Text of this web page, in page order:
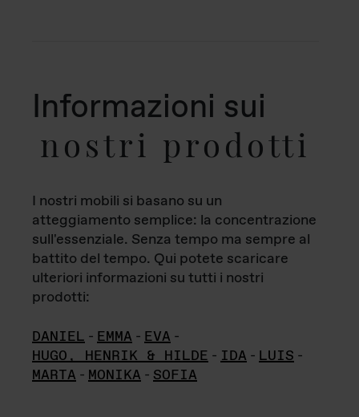
Informazioni sui
nostri prodotti
I nostri mobili si basano su un
atteggiamento semplice: la concentrazione
sull'essenziale. Senza tempo ma sempre al
battito del tempo. Qui potete scaricare
ulteriori informazioni su tutti i nostri
prodotti:
DANIEL - EMMA - EVA -
HUGO, HENRIK & HILDE - IDA - LUIS -
MARTA - MONIKA - SOFIA